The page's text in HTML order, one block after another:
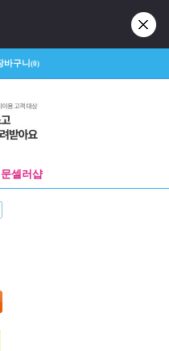
바구니(0)
셀러샵